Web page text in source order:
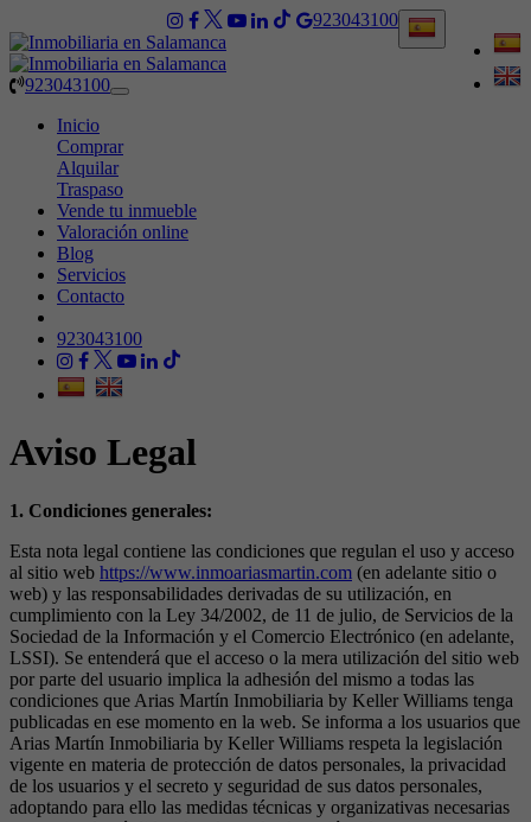
923043100
923043100
Toggle
Inicio
Comprar
Alquilar
Traspaso
Vende tu inmueble
Valoración online
Blog
Servicios
Contacto
923043100
Aviso Legal
1. Condiciones generales:
Esta nota legal contiene las condiciones que regulan el uso y acceso
al sitio web https://www.inmoariasmartin.com (en adelante sitio o
web) y las responsabilidades derivadas de su utilización, en
cumplimiento con la Ley 34/2002, de 11 de julio, de Servicios de la
Sociedad de la Información y el Comercio Electrónico (en adelante,
LSSI). Se entenderá que el acceso o la mera utilización del sitio web
por parte del usuario implica la adhesión del mismo a todas las
condiciones que Arias Martín Inmobiliaria by Keller Williams tenga
publicadas en ese momento en la web. Se informa a los usuarios que
Arias Martín Inmobiliaria by Keller Williams respeta la legislación
vigente en materia de protección de datos personales, la privacidad
de los usuarios y el secreto y seguridad de sus datos personales,
adoptando para ello las medidas técnicas y organizativas necesarias